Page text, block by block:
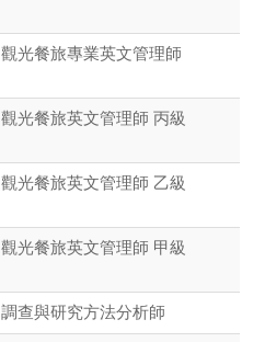
觀光餐旅專業英文管理師
觀光餐旅英文管理師 丙級
觀光餐旅英文管理師 乙級
觀光餐旅英文管理師 甲級
調查與研究方法分析師